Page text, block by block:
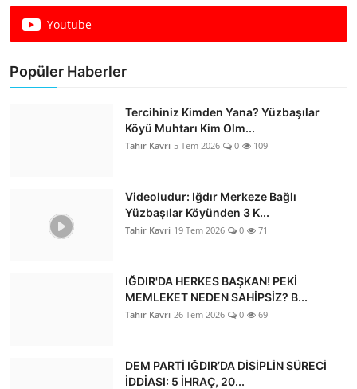
Dünya
Sağlık
Haber Ekle Para Kazan
Youtube
Popüler Haberler
Tercihiniz Kimden Yana? Yüzbaşılar
Köyü Muhtarı Kim Olm...
Tahir Kavri 5 Tem 2026 0 109
Videoludur: Iğdır Merkeze Bağlı
Yüzbaşılar Köyünden 3 K...
Tahir Kavri 19 Tem 2026 0 71
IĞDIR'DA HERKES BAŞKAN! PEKİ
MEMLEKET NEDEN SAHİPSİZ? B...
Tahir Kavri 26 Tem 2026 0 69
DEM PARTİ IĞDIR’DA DİSİPLİN SÜRECİ
İDDİASI: 5 İHRAÇ, 20...